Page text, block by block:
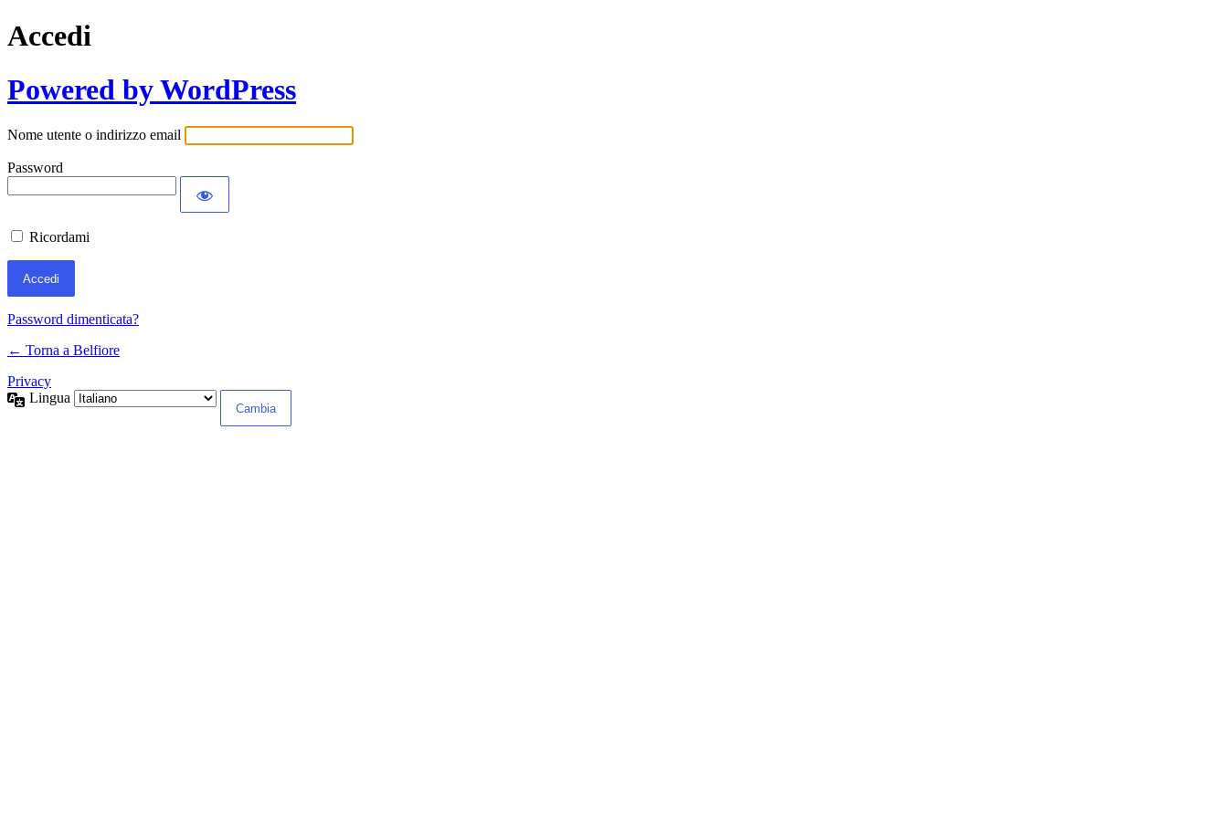
Accedi
Powered by WordPress
Nome utente o indirizzo email
Password
Ricordami
Password dimenticata?
← Torna a Belfiore
Privacy
Lingua